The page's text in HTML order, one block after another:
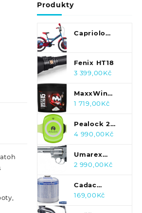
Produkty
Capriolo
Fenix HT18
3 399,00Kč
MaxxWin
Maxx Gain 15 -
1 719,00Kč
Pealock 2
elektronický
4 990,00Kč
Umarex
Legends S60
2 990,00Kč
Cadac
Plynová
169,00Kč